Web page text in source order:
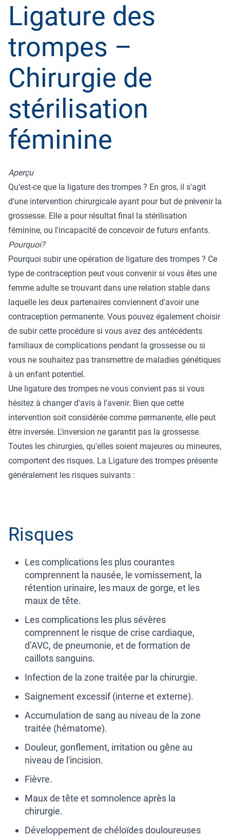
Ligature des
trompes –
Chirurgie de
stérilisation
féminine
Aperçu
Qu'est-ce que la ligature des trompes ? En gros, il s'agit
d'une intervention chirurgicale ayant pour but de prévenir la
grossesse. Elle a pour résultat final la stérilisation
féminine, ou l'incapacité de concevoir de futurs enfants.
Pourquoi?
Pourquoi subir une opération de ligature des trompes ? Ce
type de contraception peut vous convenir si vous êtes une
femme adulte se trouvant dans une relation stable dans
laquelle les deux partenaires conviennent d'avoir une
contraception permanente. Vous pouvez également choisir
de subir cette procédure si vous avez des antécédents
familiaux de complications pendant la grossesse ou si
vous ne souhaitez pas transmettre de maladies génétiques
à un enfant potentiel.
Une ligature des trompes ne vous convient pas si vous
hésitez à changer d'avis à l'avenir. Bien que cette
intervention soit considérée comme permanente, elle peut
être inversée. L'inversion ne garantit pas la grossesse.
Toutes les chirurgies, qu'elles soient majeures ou mineures,
comportent des risques. La Ligature des trompes présente
généralement les risques suivants :
Risques
Les complications les plus courantes
comprennent la nausée, le vomissement, la
rétention urinaire, les maux de gorge, et les
maux de tête.
Les complications les plus sévères
comprennent le risque de crise cardiaque,
d’AVC, de pneumonie, et de formation de
caillots sanguins.
Infection de la zone traitée par la chirurgie.
Saignement excessif (interne et externe).
Accumulation de sang au niveau de la zone
traitée (hématome).
Douleur, gonflement, irritation ou gêne au
niveau de l'incision.
Fièvre.
Maux de tête et somnolence après la
chirurgie.
Développement de chéloïdes douloureuses